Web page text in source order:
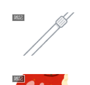
雑記
雑記